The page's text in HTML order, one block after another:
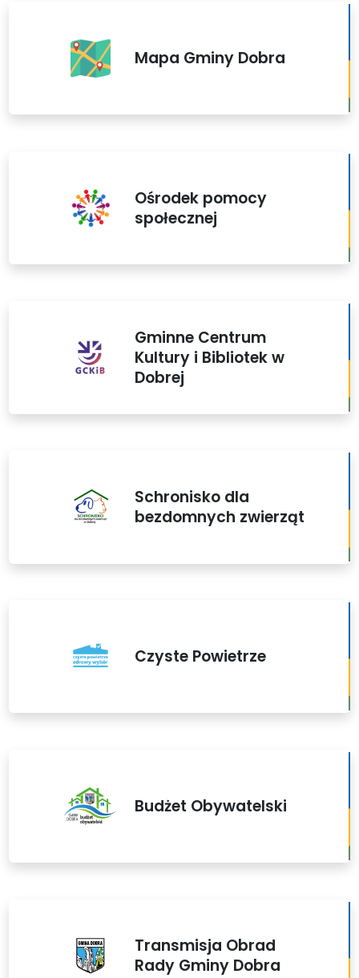
Mapa Gminy Dobra
Ośrodek pomocy
społecznej
Gminne Centrum
Kultury i Bibliotek w
Dobrej
Schronisko dla
bezdomnych zwierząt
Czyste Powietrze
Budżet Obywatelski
Transmisja Obrad
Rady Gminy Dobra